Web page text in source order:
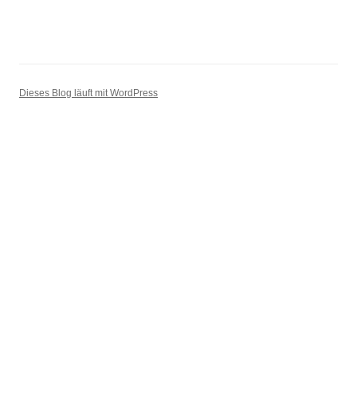
Dieses Blog läuft mit WordPress